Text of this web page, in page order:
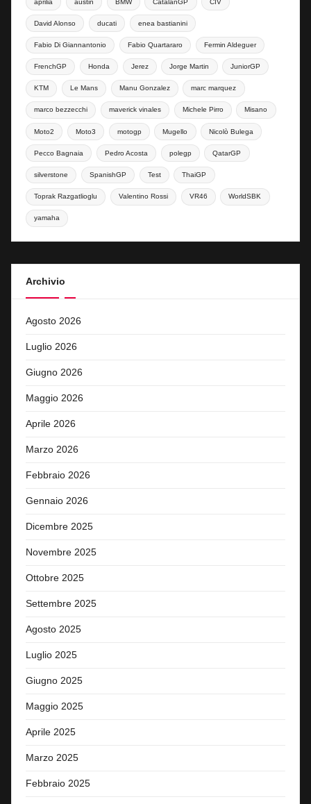
David Alonso ducati enea bastianini
Fabio Di Giannantonio Fabio Quartararo Fermin Aldeguer
FrenchGP Honda Jerez Jorge Martin JuniorGP
KTM Le Mans Manu Gonzalez marc marquez
marco bezzecchi maverick vinales Michele Pirro Misano
Moto2 Moto3 motogp Mugello Nicolò Bulega
Pecco Bagnaia Pedro Acosta polegp QatarGP
silverstone SpanishGP Test ThaiGP
Toprak Razgatlioglu Valentino Rossi VR46 WorldSBK
yamaha
Archivio
Agosto 2026
Luglio 2026
Giugno 2026
Maggio 2026
Aprile 2026
Marzo 2026
Febbraio 2026
Gennaio 2026
Dicembre 2025
Novembre 2025
Ottobre 2025
Settembre 2025
Agosto 2025
Luglio 2025
Giugno 2025
Maggio 2025
Aprile 2025
Marzo 2025
Febbraio 2025